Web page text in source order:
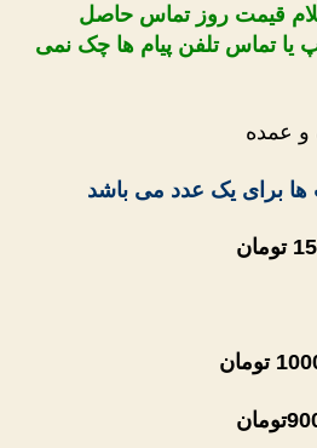
قیمت روز تماس حاصل
یا تماس تلفن پیام ها چک نمی
و عمده
برای یک عدد می باشد
تومان